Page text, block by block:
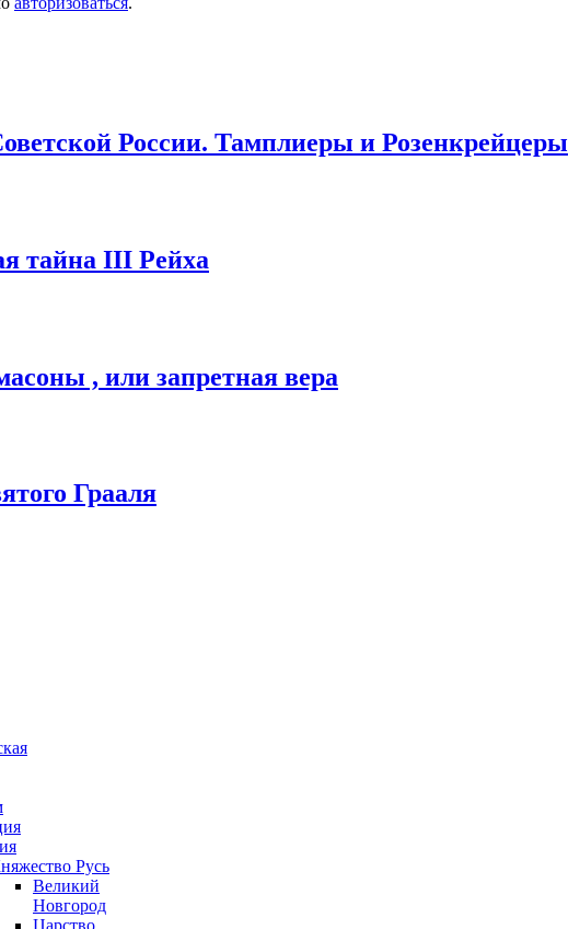
России. Тамплиеры и Розенкрейцеры
тайна III Рейха
, или запретная вера
Грааля
Русь
Великий
Новгород
Царство